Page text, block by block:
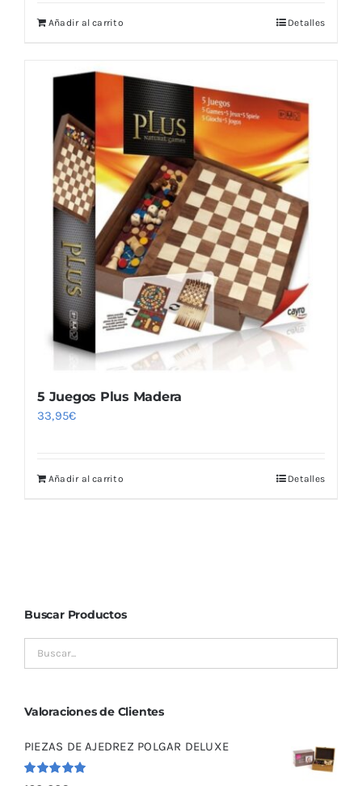
Añadir al carrito Detalles
5 Juegos Plus Madera
33,95€
Añadir al carrito Detalles
Buscar Productos
Valoraciones de Clientes
PIEZAS DE AJEDREZ POLGAR DELUXE